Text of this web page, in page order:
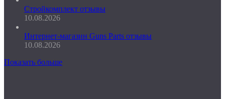
Стройкомплект отзывы
10.08.2026
Интернет-магазин Guns Parts отзывы
10.08.2026
Показать больше